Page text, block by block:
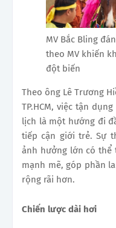
MV Bắc Bling
theo MV khiến
đột biến
Theo ông Lê Trương
TP.HCM, việc tận
lịch là một hướng đi
tiếp cận giới trẻ. Sự
ảnh hưởng lớn có thể
mạnh mẽ, góp phần
rộng rãi hơn.
Chiến lược dài hơi